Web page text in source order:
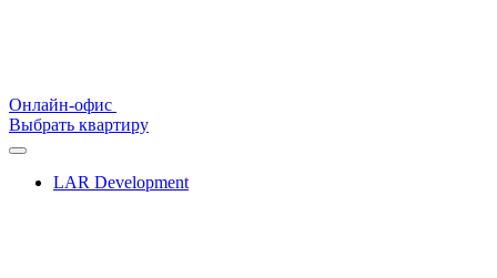
Онлайн-офис
Выбрать квартиру
LAR Development